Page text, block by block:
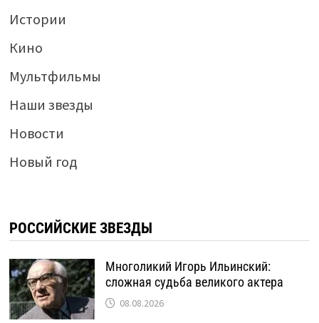
Истории
Кино
Мультфильмы
Наши звезды
Новости
Новый год
РОССИЙСКИЕ ЗВЕЗДЫ
Многоликий Игорь Ильинский:
сложная судьба великого актера
08.08.2026